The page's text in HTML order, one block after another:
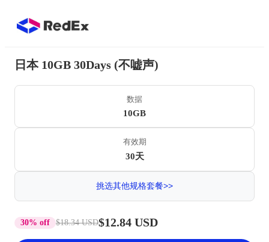
日本 10GB 30Days (不嘘声)
数据
10GB
有效期
30天
挑选其他规格套餐>>
30% off $18.34 USD$12.84 USD